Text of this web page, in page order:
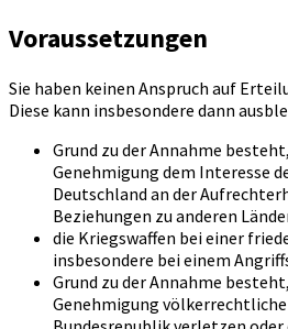
Voraussetzungen
Sie haben keinen Anspruch auf
Diese kann insbesondere dann
Grund zu der Annahme
Genehmigung dem Interesse
Deutschland an der
Beziehungen zu anderen
die Kriegswaffen bei einer
insbesondere bei einem
Grund zu der Annahme
Genehmigung